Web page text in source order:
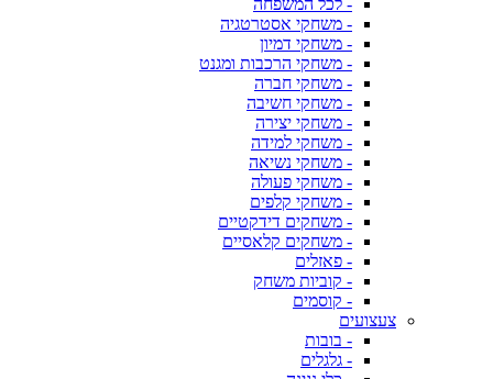
- לכל המשפחה
- משחקי אסטרטגיה
- משחקי דמיון
- משחקי הרכבות ומגנט
- משחקי חברה
- משחקי חשיבה
- משחקי יצירה
- משחקי למידה
- משחקי נשיאה
- משחקי פעולה
- משחקי קלפים
- משחקים דידקטיים
- משחקים קלאסיים
- פאזלים
- קוביות משחק
- קוסמים
צעצועים
- בובות
- גלגלים